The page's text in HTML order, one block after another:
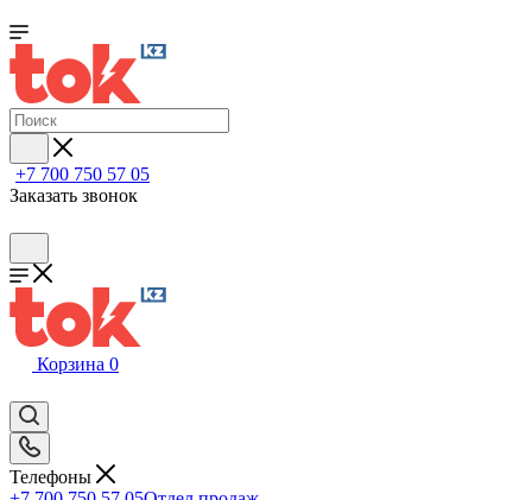
+7 700 750 57 05
Заказать звонок
Корзина 0
Телефоны